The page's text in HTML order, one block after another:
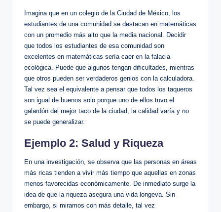
Imagina que en un colegio de la Ciudad de México, los
estudiantes de una comunidad se destacan en matemáticas
con un promedio más alto que la media nacional. Decidir
que todos los estudiantes de esa comunidad son
excelentes en matemáticas sería caer en la falacia
ecológica. Puede que algunos tengan dificultades, mientras
que otros pueden ser verdaderos genios con la calculadora.
Tal vez sea el equivalente a pensar que todos los taqueros
son igual de buenos solo porque uno de ellos tuvo el
galardón del mejor taco de la ciudad; la calidad varía y no
se puede generalizar.
Ejemplo 2: Salud y Riqueza
En una investigación, se observa que las personas en áreas
más ricas tienden a vivir más tiempo que aquellas en zonas
menos favorecidas económicamente. De inmediato surge la
idea de que la riqueza asegura una vida longeva. Sin
embargo, si miramos con más detalle, tal vez